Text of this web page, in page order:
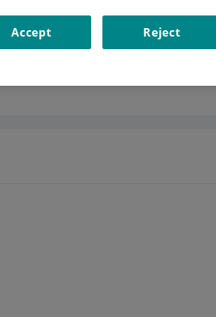
Reject
Accept